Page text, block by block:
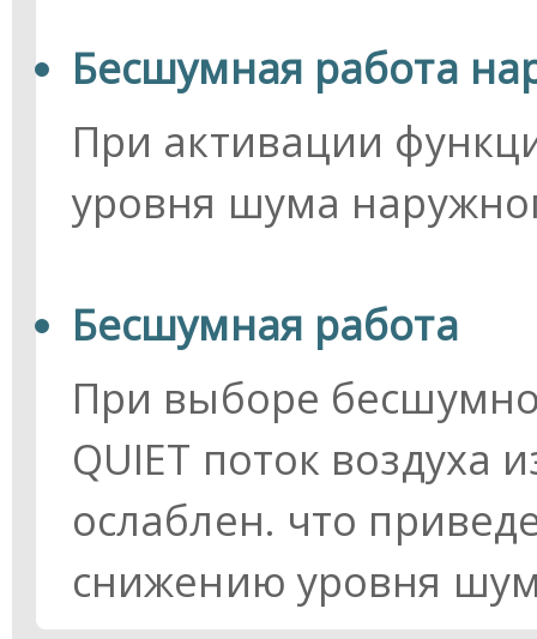
Бесшумная работа
При активации
уровня шума
Бесшумная работа
При выборе
QUIET поток воздуха
ослаблен. что
снижению уровня